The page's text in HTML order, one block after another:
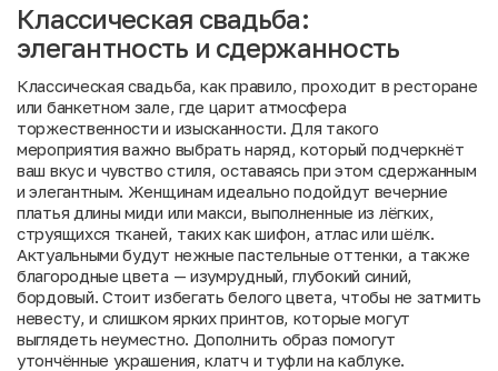
Классическая свадьба:
элегантность и сдержанность
Классическая свадьба, как правило, проходит в ресторане
или банкетном зале, где царит атмосфера
торжественности и изысканности. Для такого
мероприятия важно выбрать наряд, который подчеркнёт
ваш вкус и чувство стиля, оставаясь при этом сдержанным
и элегантным. Женщинам идеально подойдут вечерние
платья длины миди или макси, выполненные из лёгких,
струящихся тканей, таких как шифон, атлас или шёлк.
Актуальными будут нежные пастельные оттенки, а также
благородные цвета — изумрудный, глубокий синий,
бордовый. Стоит избегать белого цвета, чтобы не затмить
невесту, и слишком ярких принтов, которые могут
выглядеть неуместно. Дополнить образ помогут
утончённые украшения, клатч и туфли на каблуке.